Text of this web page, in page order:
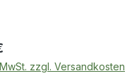
Verrutschen der
Start
zzgl. Versandkosten